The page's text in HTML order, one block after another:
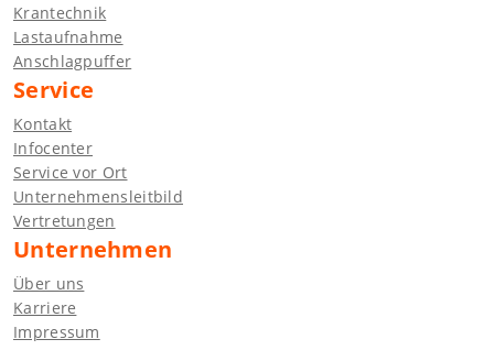
Krantechnik
Lastaufnahme
Anschlagpuffer
Service
Kontakt
Infocenter
Service vor Ort
Unternehmensleitbild
Vertretungen
Unternehmen
Über uns
Karriere
Impressum